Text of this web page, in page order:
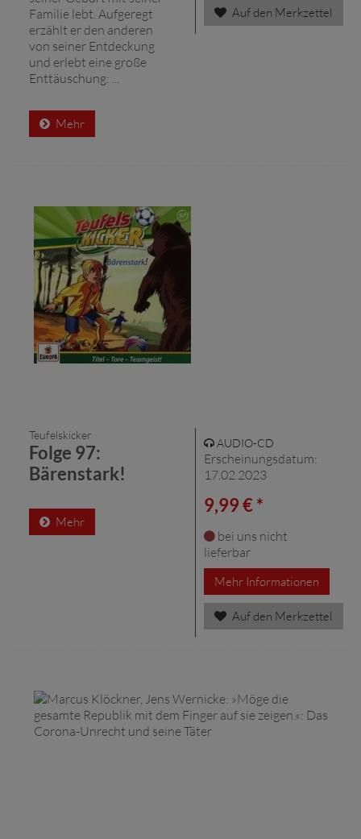
Familie lebt. Aufgeregt
erzählt er den anderen
von seiner Entdeckung
und erlebt eine große
Enttäuschung: ...
Mehr
Auf den Merkzettel
Teufelskicker
Folge 97:
Bärenstark!
Mehr
AUDIO-CD
Erscheinungsdatum:
17.02.2023
9,99 € *
bei uns nicht
lieferbar
Mehr Informationen
Auf den Merkzettel